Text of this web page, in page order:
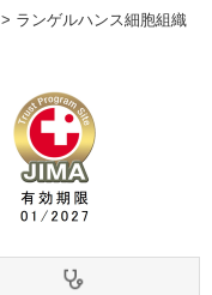
> ランゲルハンス細胞組織